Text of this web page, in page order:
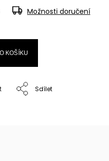
Možnosti doručení
KOŠÍKU
Sdílet